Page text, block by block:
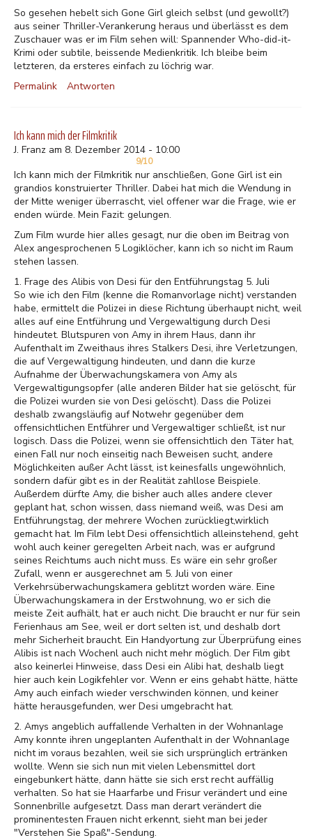
So gesehen hebelt sich Gone Girl gleich selbst (und gewollt?)
aus seiner Thriller-Verankerung heraus und überlässt es dem
Zuschauer was er im Film sehen will: Spannender Who-did-it-
Krimi oder subtile, beissende Medienkritik. Ich bleibe beim
letzteren, da ersteres einfach zu löchrig war.
Permalink
Antworten
Ich kann mich der Filmkritik
J. Franz am 8. Dezember 2014 - 10:00
9/10
Ich kann mich der Filmkritik nur anschließen, Gone Girl ist ein
grandios konstruierter Thriller. Dabei hat mich die Wendung in
der Mitte weniger überrascht, viel offener war die Frage, wie er
enden würde. Mein Fazit: gelungen.
Zum Film wurde hier alles gesagt, nur die oben im Beitrag von
Alex angesprochenen 5 Logiklöcher, kann ich so nicht im Raum
stehen lassen.
1. Frage des Alibis von Desi für den Entführungstag 5. Juli
So wie ich den Film (kenne die Romanvorlage nicht) verstanden
habe, ermittelt die Polizei in diese Richtung überhaupt nicht, weil
alles auf eine Entführung und Vergewaltigung durch Desi
hindeutet. Blutspuren von Amy in ihrem Haus, dann ihr
Aufenthalt im Zweithaus ihres Stalkers Desi, ihre Verletzungen,
die auf Vergewaltigung hindeuten, und dann die kurze
Aufnahme der Überwachungskamera von Amy als
Vergewaltigungsopfer (alle anderen Bilder hat sie gelöscht, für
die Polizei wurden sie von Desi gelöscht). Dass die Polizei
deshalb zwangsläufig auf Notwehr gegenüber dem
offensichtlichen Entführer und Vergewaltiger schließt, ist nur
logisch. Dass die Polizei, wenn sie offensichtlich den Täter hat,
einen Fall nur noch einseitig nach Beweisen sucht, andere
Möglichkeiten außer Acht lässt, ist keinesfalls ungewöhnlich,
sondern dafür gibt es in der Realität zahllose Beispiele.
Außerdem dürfte Amy, die bisher auch alles andere clever
geplant hat, schon wissen, dass niemand weiß, was Desi am
Entführungstag, der mehrere Wochen zurückliegt,wirklich
gemacht hat. Im Film lebt Desi offensichtlich alleinstehend, geht
wohl auch keiner geregelten Arbeit nach, was er aufgrund
seines Reichtums auch nicht muss. Es wäre ein sehr großer
Zufall, wenn er ausgerechnet am 5. Juli von einer
Verkehrsüberwachungskamera geblitzt worden wäre. Eine
Überwachungskamera in der Erstwohnung, wo er sich die
meiste Zeit aufhält, hat er auch nicht. Die braucht er nur für sein
Ferienhaus am See, weil er dort selten ist, und deshalb dort
mehr Sicherheit braucht. Ein Handyortung zur Überprüfung eines
Alibis ist nach Wochenl auch nicht mehr möglich. Der Film gibt
also keinerlei Hinweise, dass Desi ein Alibi hat, deshalb liegt
hier auch kein Logikfehler vor. Wenn er eins gehabt hätte, hätte
Amy auch einfach wieder verschwinden können, und keiner
hätte herausgefunden, wer Desi umgebracht hat.
2. Amys angeblich auffallende Verhalten in der Wohnanlage
Amy konnte ihren ungeplanten Aufenthalt in der Wohnanlage
nicht im voraus bezahlen, weil sie sich ursprünglich ertränken
wollte. Wenn sie sich nun mit vielen Lebensmittel dort
eingebunkert hätte, dann hätte sie sich erst recht auffällig
verhalten. So hat sie Haarfarbe und Frisur verändert und eine
Sonnenbrille aufgesetzt. Dass man derart verändert die
prominentesten Frauen nicht erkennt, sieht man bei jeder
"Verstehen Sie Spaß"-Sendung.